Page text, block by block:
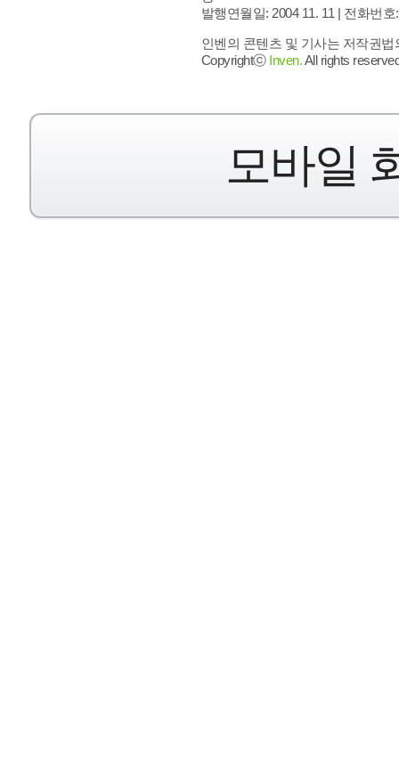
발행연월일: 2004 11. 11 | 전화번호
인벤의 콘텐츠 및 기사는 저작권
Copyrightⓒ Inven.All rights
모바일